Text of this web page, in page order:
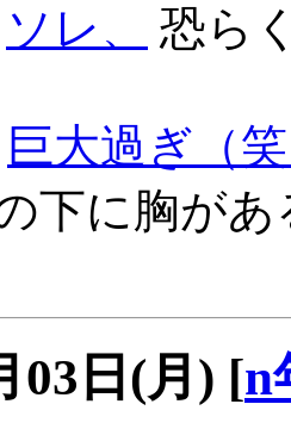
ソレ、 恐ら
巨大過ぎ（
下に胸が
03日(月) [n